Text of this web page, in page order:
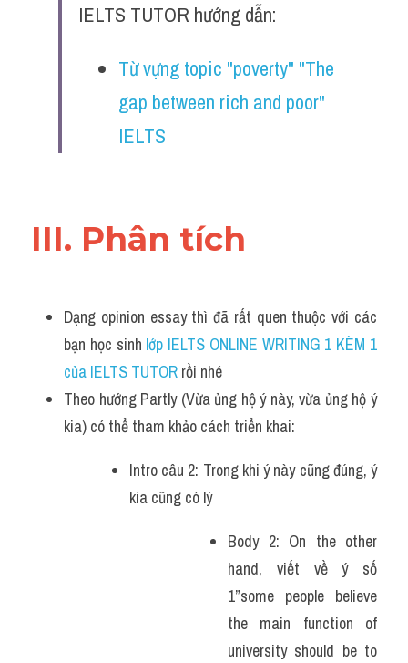
Listening
Speaking
IELTS TUTOR hướng dẫn:
Từ vựng topic "poverty" "The
gap between rich and poor"
IELTS
III. Phân tích
Dạng opinion essay thì đã rất quen thuộc với các
bạn học sinh lớp IELTS ONLINE WRITING 1 KÈM 1
của IELTS TUTOR rồi nhé
Theo hướng Partly (Vừa ủng hộ ý này, vừa ủng hộ ý
kia) có thể tham khảo cách triển khai:
Intro câu 2: Trong khi ý này cũng đúng, ý
kia cũng có lý
Body 2: On the other
hand, viết về ý số
1”some people believe
the main function of
university should be to